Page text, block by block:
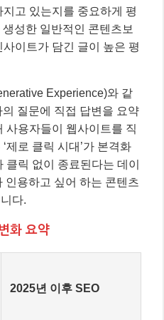
고 있는지를 중요하게 평
성한 일반적인 콘텐츠보
이트가 담긴 글이 높은 평
Experience)와 같
질문에 직접 답변을 요약
사용자들이 웹사이트를 직
제로 클릭 시대’가 본격화
릭 없이 종료된다는 데이
인용하고 싶어 하는 콘텐츠
다.
화 요약
2025년 이후 SEO